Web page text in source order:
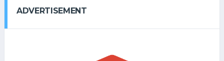
ADVERTISEMENT